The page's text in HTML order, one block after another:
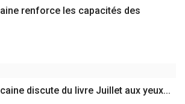
renforce les capacités des
discute du livre Juillet aux yeux...